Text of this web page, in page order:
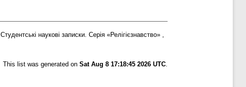
Студентські наукові записки. Серія «Релігієзнавство» ,
This list was generated on Sat Aug 8 17:18:45 2026 UTC.